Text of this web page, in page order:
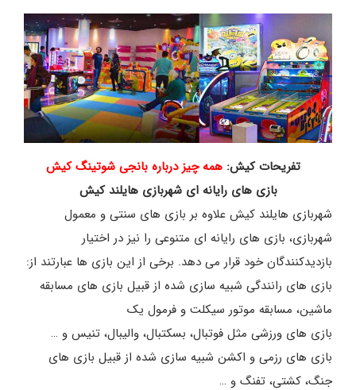
تفریحات کیش: همه چیز درباره بانجی شوتینگ کیش
بازی های رایانه ای شهربازی هایلند کیش
شهربازی هایلند کیش علاوه بر بازی های سنتی و معمول
شهربازی، بازی های رایانه ای متنوعی را نیز در اختیار
بازدیدکنندگان خود قرار می دهد. برخی از این بازی ها عبارتند از:
بازی های رانندگی شبیه سازی شده از قبیل بازی های مسابقه
ماشین، مسابقه موتور سیکلت و فرمول یک
بازی های ورزشی مثل فوتبال، بسکتبال، والیبال، تنیس و …
بازی های رزمی و اکشن شبیه سازی شده از قبیل بازی های
جنگ، کشتی، تفنگ و …